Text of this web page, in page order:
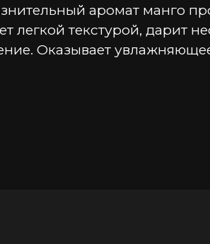
аромат манго
легкой текстурой, дарит
Оказывает